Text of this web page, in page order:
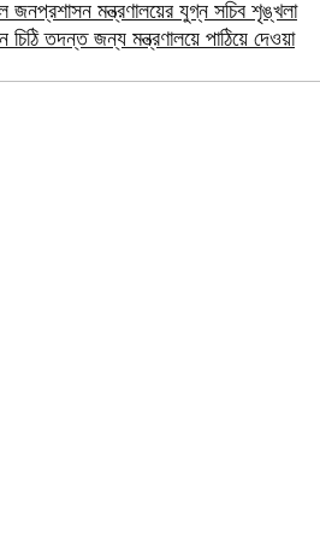
জনপ্রশাসন মন্ত্রণালয়ের যুগ্ন সচিব শৃঙ্খলা
তদন্ত জন্য মন্ত্রণালয়ে পাঠিয়ে দেওয়া